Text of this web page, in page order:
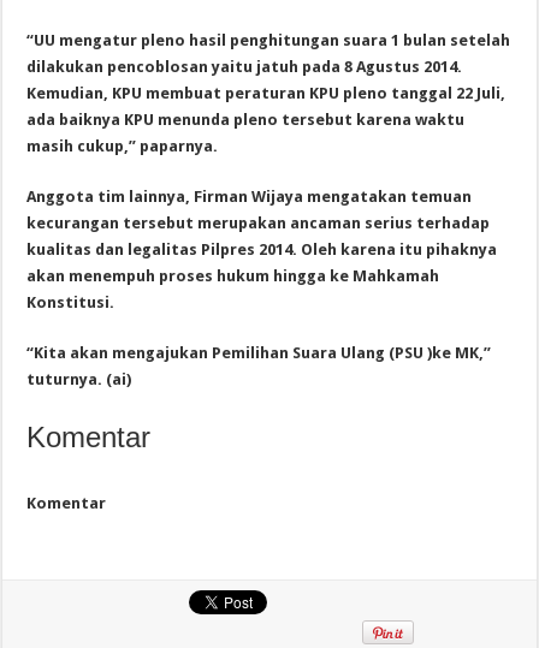
“UU mengatur pleno hasil penghitungan suara 1 bulan setelah
dilakukan pencoblosan yaitu jatuh pada 8 Agustus 2014.
Kemudian, KPU membuat peraturan KPU pleno tanggal 22 Juli,
ada baiknya KPU menunda pleno tersebut karena waktu
masih cukup,” paparnya.
Anggota tim lainnya, Firman Wijaya mengatakan temuan
kecurangan tersebut merupakan ancaman serius terhadap
kualitas dan legalitas Pilpres 2014. Oleh karena itu pihaknya
akan menempuh proses hukum hingga ke Mahkamah
Konstitusi.
“Kita akan mengajukan Pemilihan Suara Ulang (PSU )ke MK,”
tuturnya. (ai)
Komentar
Komentar